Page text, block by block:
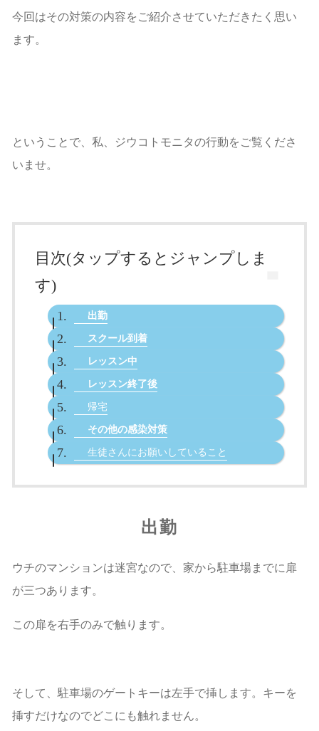
今回はその対策の内容をご紹介させていただきたく思い
ます。
ということで、私、ジウコトモニタの行動をご覧くださ
いませ。
目次(タップするとジャンプしま
す)
出勤
スクール到着
レッスン中
レッスン終了後
帰宅
その他の感染対策
生徒さんにお願いしていること
出勤
ウチのマンションは迷宮なので、家から駐車場までに扉
が三つあります。
この扉を右手のみで触ります。
そして、駐車場のゲートキーは左手で挿します。キーを
挿すだけなのでどこにも触れません。